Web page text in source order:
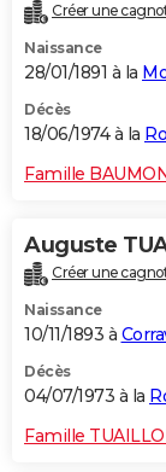
Créer une
Naissance
28/01/1891 à la
Décès
18/06/1974 à la
Famille
Auguste
Créer une
Naissance
10/11/1893 à
Décès
04/07/1973 à la
Famille